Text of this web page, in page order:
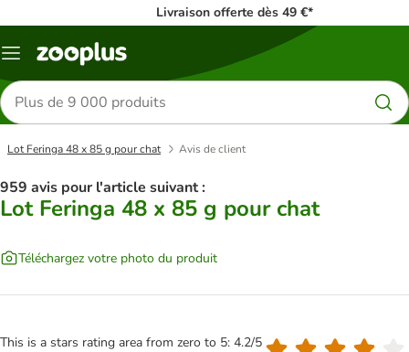
Livraison offerte dès 49 €*
Menu
Rechercher
des
produits
Lot Feringa 48 x 85 g pour chat Avis de client
959 avis pour l'article suivant :
Lot Feringa 48 x 85 g pour chat
Téléchargez votre photo du produit
This is a stars rating area from zero to 5: 4.2/5